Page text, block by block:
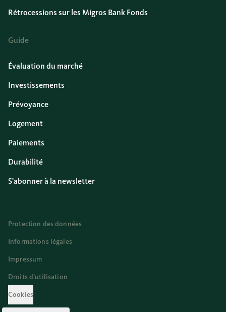
Rétrocessions sur les Migros Bank Fonds
Guide
Évaluation du marché
Investissements
Prévoyance
Logement
Paiements
Durabilité
S'abonner à la newsletter
Protection des données
Informations légales
Impressum
Droits d’utilisation
Cookies